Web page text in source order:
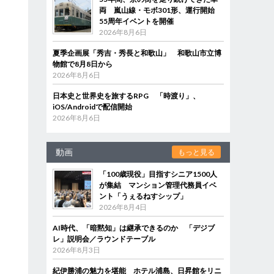
両 嵐山線・モボ301形、運行開始
55周年イベントを開催
2026年8月6日
夏季企画展「秀吉・秀長と和歌山」 和歌山市立博
物館で8月8日から
2026年8月6日
日本史と世界史を旅するRPG 「時渡り」、
iOS/Androidで配信開始
2026年8月6日
動画 もっと見る
「100歳現役」目指すシニア1500人
が集結 マンション管理代務員イベ
ント「うぇるねすシップ」
2026年8月4日
AI時代、「暗黙知」は継承できるのか 「デジブ
レ」説明会／ラウンドテーブル
2026年8月3日
紀伊勝浦の魅力を堪能 ホテル浦島、日昇館をリニ